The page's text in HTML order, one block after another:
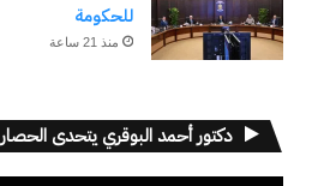
للحكومة
منذ 21 ساعة
دكتور أحمد البوقري يتحدى الحصار